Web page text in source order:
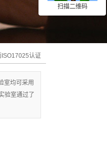
ISO17025认证
室均可采用
验室通过了
扫描二维码